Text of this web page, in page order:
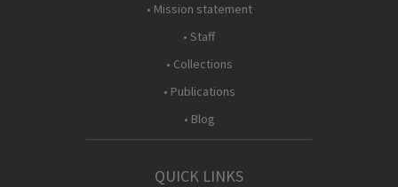
• Mission statement
• Staff
• Collections
• Publications
• Blog
QUICK LINKS